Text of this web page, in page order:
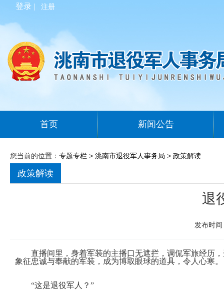
登录 | 注册
首页 新闻公告
您当前的位置： 专题专栏 > 洮南市退役军人事务局 > 政策解读
政策解读
退
发布时
直播间里，身着军装的主播口无遮拦，调侃军旅经历 ，
象征忠诚与奉献的军装，成为博取眼球的道具，令人心寒。
“这是退役军人？ ”